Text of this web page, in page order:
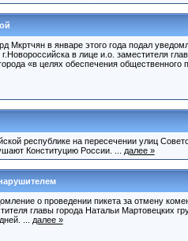
Мкртчян в январе этого года подал
в лице и.о. заместителя
«в целях обеспечения общественного
республике на пересечении улиц
Конституцию России. ...
далее »
о проведении пикета за отмену
главы города Натальи Мартовецких
...
далее »